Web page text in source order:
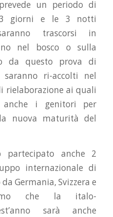
un periodo di
3 giorni e le 3 notti
trascorsi in
nel bosco o sulla
da questo prova di
ri-accolti nel
rielaborazione ai quali
anche i genitori per
nuova maturità del
partecipato anche 2
internazionale di
Germania, Svizzera e
che la italo-
sarà anche